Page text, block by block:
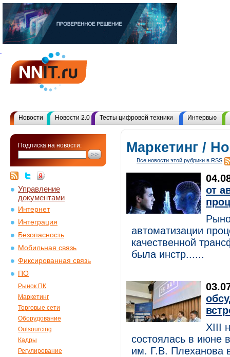
Новости Новости 2.0 Тесты цифровой техники Интервью
Подписка на новости:
Управление
документами
Интернет
Интеграция
Безопасность
Мобильная связь
Фиксированная связь
ПО
Рынок ПК
Маркетинг
Торговые сети
Оборудование
Outsourcing
Кадры
Регулирование
Маркетинг /
Все новости этой рубрики в RSS
от
автоматизации
качественной
была инстр......
XIII
состоялась в июне
им. Г.В. Плеханова